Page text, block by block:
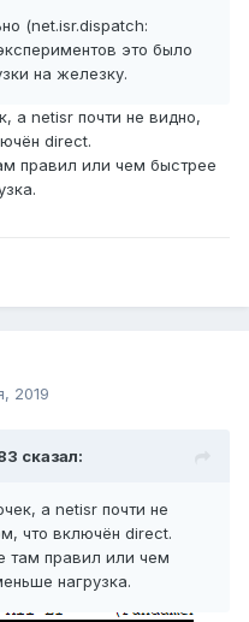
(net.isr.dispatch:
это было
на железку.
а netisr почти не видно,
direct.
правил или чем быстрее
2019
сказал:
а netisr почти не
что включён direct.
там правил или чем
нагрузка.